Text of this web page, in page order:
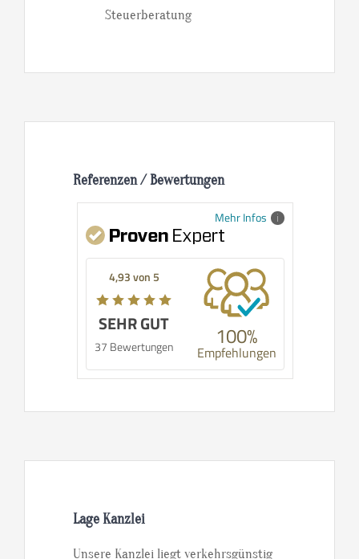
Steuerberatung
Referenzen / Bewertungen
Mehr Infos
4,93 von 5
SEHR GUT
37 Bewertungen 100%
Empfehlungen
Lage Kanzlei
Unsere Kanzlei liegt verkehrsgünstig